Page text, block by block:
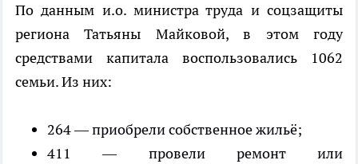
По данным и.о. министра труда и соцзащиты
региона Татьяны Майковой, в этом году
средствами капитала воспользовались 1062
семьи. Из них:
264 — приобрели собственное жильё;
411 — провели ремонт или